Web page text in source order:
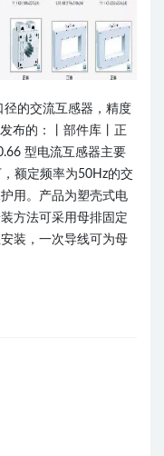
径的交流互感器，精度
布的：丨部件库丨正
型电流互感器主要
额定频率为50Hz的交
用。
产品为塑壳式电
方法可采用母排固定
装，一次导线可为母